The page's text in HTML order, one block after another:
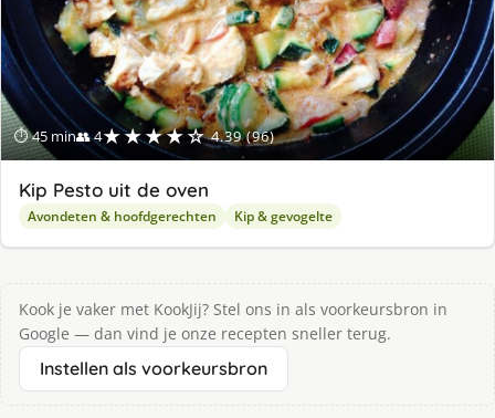
⏱ 45 min👥 4★★★★☆ 4.39 (96)
Kip Pesto uit de oven
Avondeten & hoofdgerechten Kip & gevogelte
Kook je vaker met KookJij? Stel ons in als voorkeursbron in
Google — dan vind je onze recepten sneller terug.
Instellen als voorkeursbron